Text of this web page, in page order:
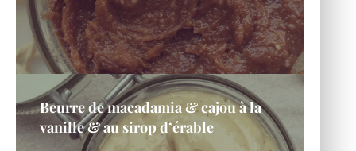
Beurre de macadamia & cajou à la
vanille & au sirop d’érable